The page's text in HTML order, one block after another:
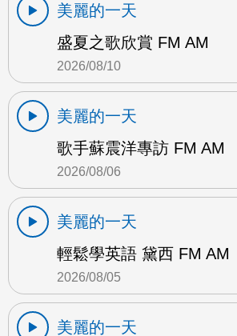
美麗的一天
盛夏之歌欣賞 FM AM
2026/08/10
美麗的一天
歌手蘇震洋專訪 FM AM
2026/08/06
美麗的一天
輕鬆學英語 黛西 FM AM
2026/08/05
美麗的一天